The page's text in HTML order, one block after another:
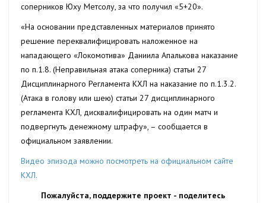
соперников Юху Метсолу, за что получил «5+20».
«На основании представленных материалов принято
решение переквалифицировать наложенное на
нападающего «Локомотива» Даниила Апалькова наказание
по п.1.8. (Неправильная атака соперника) статьи 27
Дисциплинарного Регламента КХЛ на наказание по п.1.3.2.
(Атака в голову или шею) статьи 27 дисциплинарного
регламента КХЛ, дисквалифицировать на один матч и
подвергнуть денежному штрафу», – сообщается в
официальном заявлении.
Видео эпизода можно посмотреть на официальном сайте
КХЛ.
Пожалуйста, поддержите проект - поделитесь